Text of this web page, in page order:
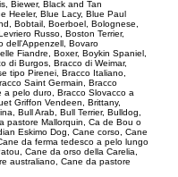
Biewer, Black and Tan
Heeler, Blue Lacy, Blue Paul
Bobtail, Boerboel, Bolognese,
Russo, Boston Terrier,
dell'Appenzell, Bovaro
Fiandre, Boxer, Boykin Spaniel,
di Burgos, Bracco di Weimar,
tipo Pirenei, Bracco Italiano,
Saint Germain, Bracco
pelo duro, Bracco Slovacco a
Griffon Vendeen, Brittany,
Bull Arab, Bull Terrier, Bulldog,
pastore Mallorquin, Ca de Bou o
Eskimo Dog, Cane corso, Cane
da ferma tedesco a pelo lungo
Cane da orso della Carelia,
australiano, Cane da pastore